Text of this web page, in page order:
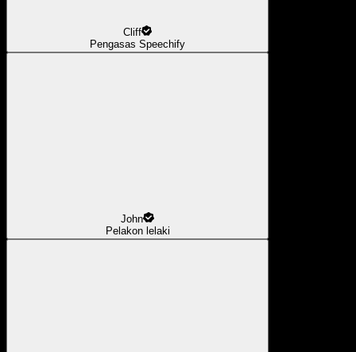
Cliff
Pengasas Speechify
John
Pelakon lelaki